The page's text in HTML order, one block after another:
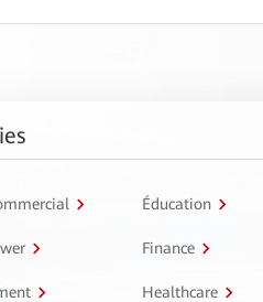
Éducation
Finance
Healthcare